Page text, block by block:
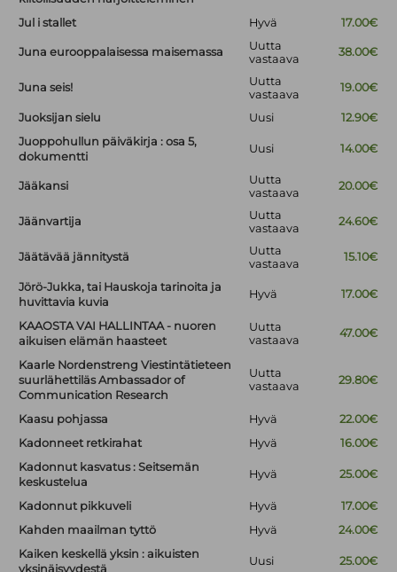
Jul i stallet Hyvä 17.00€
Juna eurooppalaisessa maisemassa
Uutta
vastaava
38.00€
Juna seis!
Uutta
vastaava
19.00€
Juoksijan sielu Uusi
12.90€
Juoppohullun päiväkirja : osa 5,
dokumentti
Uusi 14.00€
Jääkansi
Uutta
vastaava
20.00€
Jäänvartija
Uutta
vastaava
24.60€
Jäätävää jännitystä
Uutta
vastaava
15.10€
Jörö-Jukka, tai Hauskoja tarinoita ja
huvittavia kuvia
Hyvä 17.00€
KAAOSTA VAI HALLINTAA - nuoren
aikuisen elämän haasteet
Uutta
vastaava
47.00€
Kaarle Nordenstreng Viestintätieteen
suurlähettiläs Ambassador of
Communication Research
Uutta
vastaava
29.80€
Kaasu pohjassa Hyvä
22.00€
Kadonneet retkirahat
Hyvä
16.00€
Kadonnut kasvatus : Seitsemän
keskustelua
Hyvä 25.00€
Kadonnut pikkuveli Hyvä
17.00€
Kahden maailman tyttö
Hyvä
24.00€
Kaiken keskellä yksin : aikuisten
yksinäisyydestä
Uusi 25.00€